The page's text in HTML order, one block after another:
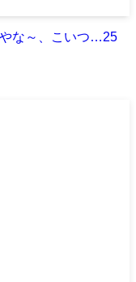
な～、こいつ…25